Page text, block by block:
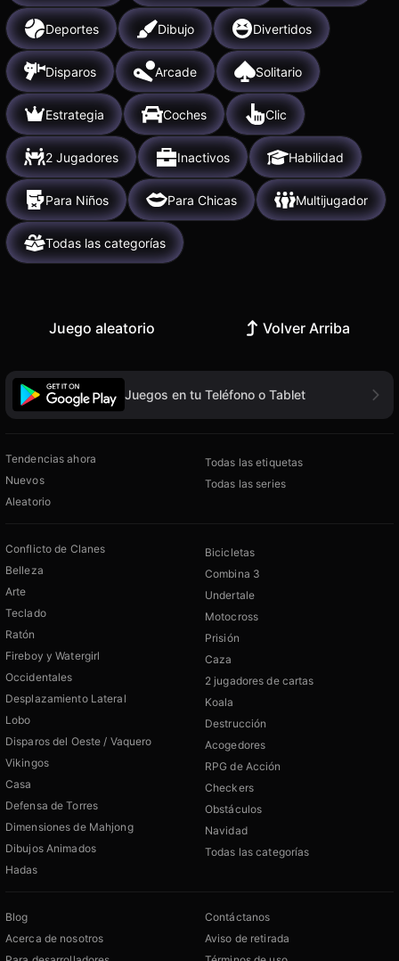
Deportes Dibujo Divertidos
Disparos Arcade Solitario
Estrategia Coches Clic
2 Jugadores Inactivos Habilidad
Para Niños Para Chicas Multijugador
Todas las categorías
Juego aleatorio Volver Arriba
Juegos en tu Teléfono o Tablet
Tendencias ahora
Nuevos
Aleatorio
Todas las etiquetas
Todas las series
Conflicto de Clanes
Belleza
Arte
Teclado
Ratón
Fireboy y Watergirl
Occidentales
Desplazamiento Lateral
Lobo
Disparos del Oeste / Vaquero
Vikingos
Casa
Defensa de Torres
Dimensiones de Mahjong
Dibujos Animados
Hadas
Bicicletas
Combina 3
Undertale
Motocross
Prisión
Caza
2 jugadores de cartas
Koala
Destrucción
Acogedores
RPG de Acción
Checkers
Obstáculos
Navidad
Todas las categorías
Blog
Acerca de nosotros
Contáctanos
Aviso de retirada